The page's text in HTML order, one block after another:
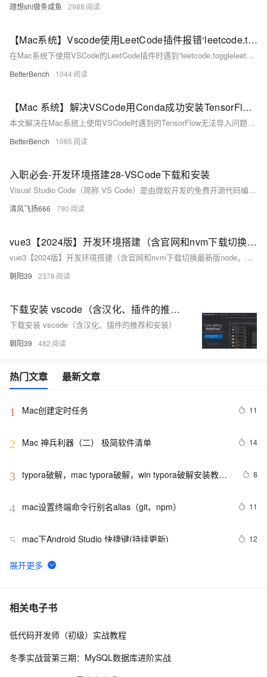
理想shi做条咸鱼 2988
【Mac系统】Vscode使用LeetCode插件报错‘leetcode.toggleLeetCodeCn‘ not found
在Mac系统下使用VSCode的LeetCode插件时遇到“leetcode.toggleleetcodecn”命令找不到的错误解决方法，主要是通过从Nodejs官网下载并安装最新版本的Node.js来解决环境配置问题。
BetterBench 1044
【Mac 系统】解决VSCode用Conda成功安装TensorFlow但程序报错显示红色波浪线Unable to import ‘tensorflow‘ pylint(import-error)
本文解决在Mac系统上使用VSCode时遇到的TensorFlow无法导入问题，原因是Python解析器未正确设置为Conda环境下的版本。通过在VSCode左下角选择正确的Python解析器，即可解决import TensorFlow时报错和显示红色波浪线的问题。
BetterBench 1085
入职必会-开发环境搭建28-VSCode下载和安装
Visual Studio Code（简称 VS Code）是由微软开发的免费开源代码编辑器，支持几乎所有主流操作系统，包括 Windows、macOS 和 Linux。它具有丰富的功能和扩展性，适用于各种编程语言和应用场景。
清风飞扬666 790
vue3【2024版】开发环境搭建（含官网和nvm下载切换最新版node，修改node下载源，创建项目，启动项目，安装vscode插件Vue - Official）
vue3【2024版】开发环境搭建（含官网和nvm下载切换最新版node，修改node下载源，创建项目，启动项目，安装vscode插件Vue - Official）
朝阳39 2378
下载安装 vscode（含汉化、插件的推荐和安装）
下载安装 vscode（含汉化、插件的推荐和安装）
朝阳39 482
热门文章 最新文章
1 Mac创建定时任务 11
2 Mac 神兵利器（二） 极简软件清单 14
3 typora破解，mac typora破解，win typora破解安装教程
8
4 mac设置终端命令行别名alias（git、npm） 11
5 mac下Android Studio 快捷键(持续更新) 12
6 mac os x86 下 intel 无限驱动下载
7
8 实用代码-C#获取本机网络适配器信息及MAC地址
相关电子书
低代码开发师（初级）实战教程
冬季实战营第三期：MySQL数据库进阶实战